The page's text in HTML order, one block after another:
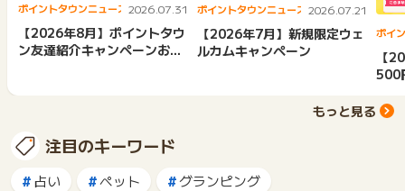
ポイントタウンニュース 2026.07.31
【2026年8月】ポイントタウ
ン友達紹介キャンペーンおす
ポイントタウンニュース 2026.07.21
【2026年7月】新規限定ウェ
ルカムキャンペーン
ポイ
【
500
もっと見る
注目のキーワード
占い ペット
グランピング